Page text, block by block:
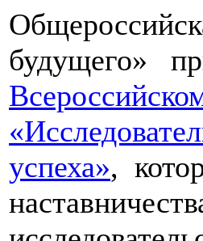
будущего»
успеха»,